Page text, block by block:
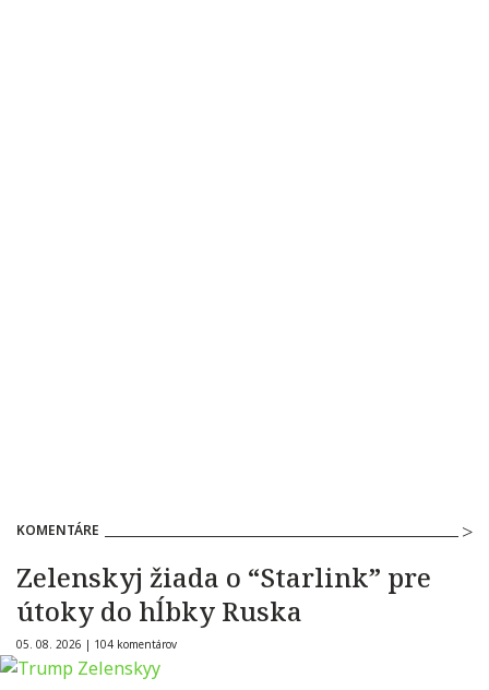
KOMENTÁRE
Zelenskyj žiada o “Starlink” pre
útoky do hĺbky Ruska
05. 08. 2026 | 104 komentárov